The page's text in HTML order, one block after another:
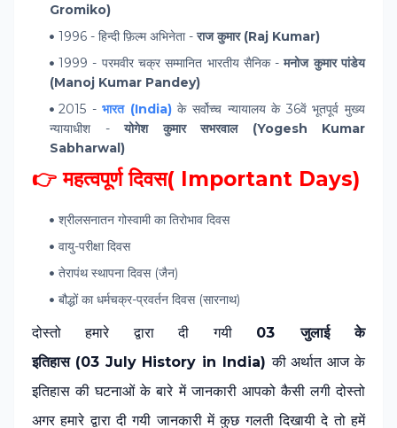
Gromiko)
1996 - हिन्दी फ़िल्म अभिनेता -राज कुमार (Raj Kumar)
1999 - परमवीर चक्र सम्मानित भारतीय सैनिक -मनोज कुमार पांडेय
(Manoj Kumar Pandey)
2015 -भारत (India)के सर्वोच्च न्यायालय के 36वें भूतपूर्व मुख्य
न्यायाधीश -योगेश कुमार सभरवाल (Yogesh Kumar
Sabharwal)
👉 महत्वपूर्ण दिवस( Important Days)
श्रीलसनातन गोस्वामी का तिरोभाव दिवस
वायु-परीक्षा दिवस
तेरापंथ स्थापना दिवस (जैन)
बौद्धों का धर्मचक्र-प्रवर्तन दिवस (सारनाथ)
दोस्‍तो हमारे द्वारा दी गयी 03 जुलाईके
इतिहास (03 JulyHistory in India)की अर्थात आज के
इतिहास की घटनाओं के बारे में जानकारी आपको कैसी लगी दोस्‍तो
अगर हमारे द्वारा दी गयी जानकारी में कुछ गलती दिखायी दे तो हमें